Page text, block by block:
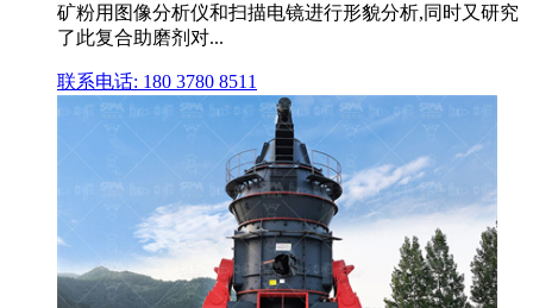
矿粉用图像分析仪和扫描电镜进行形貌分析,同时又研究
了此复合助磨剂对...
联系电话: 180 3780 8511